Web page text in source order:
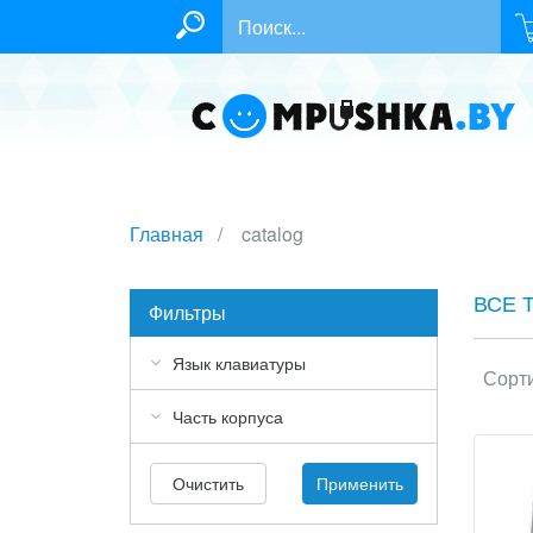
Главная catalog
Фильтры
Язык клавиатуры
Часть корпуса
Очистить Применить
ВСЕ